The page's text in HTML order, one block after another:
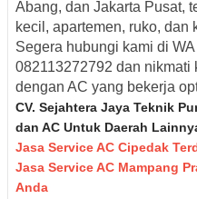
Abang, dan Jakarta Pusat,
kecil, apartemen, ruko, dan
Segera hubungi kami di
082113272792 dan nikmati
dengan AC yang bekerja
CV. Sejahtera Jaya Teknik
dan AC Untuk Daerah
Jasa Service AC Cipedak
Jasa Service AC Mampang
Anda